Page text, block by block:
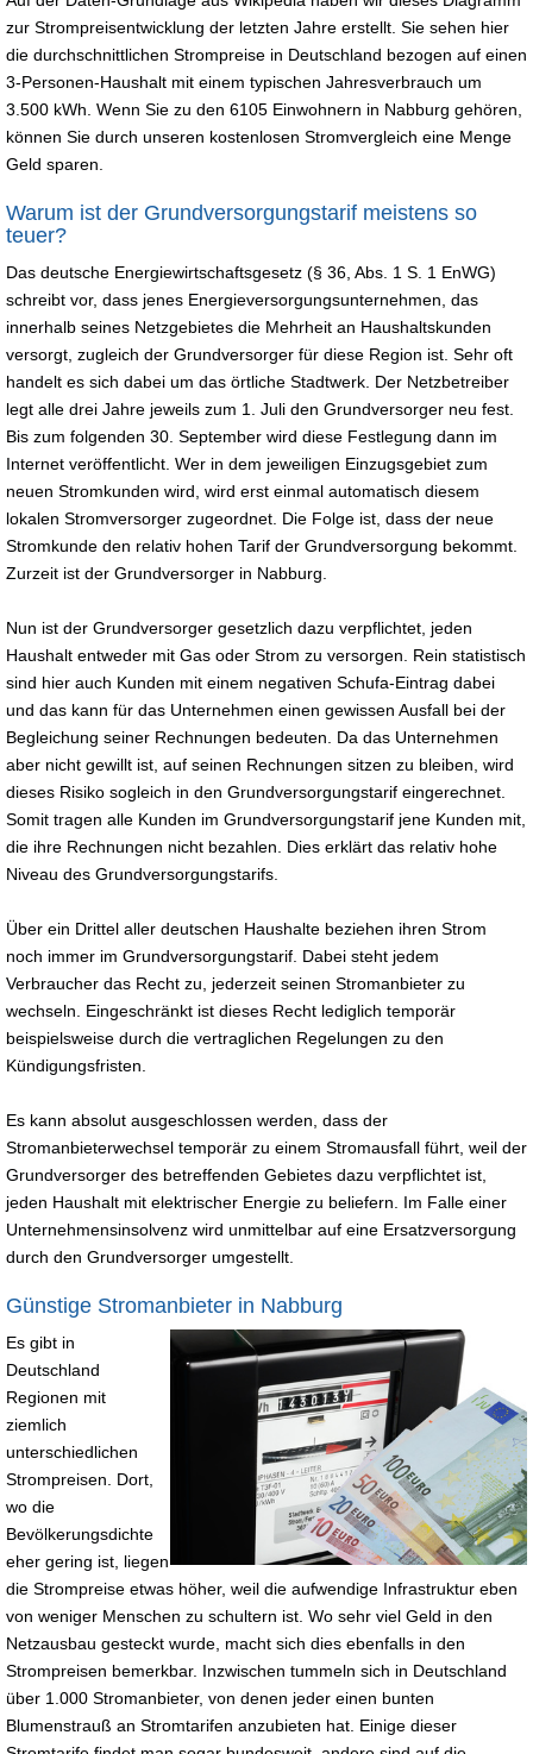
zur Strompreisentwicklung der letzten Jahre erstellt. Sie sehen hier
die durchschnittlichen Strompreise in Deutschland bezogen auf einen
3-Personen-Haushalt mit einem typischen Jahresverbrauch um
3.500 kWh. Wenn Sie zu den 6105 Einwohnern in Nabburg gehören,
können Sie durch unseren kostenlosen Stromvergleich eine Menge
Geld sparen.
Warum ist der Grundversorgungstarif meistens so
teuer?
Das deutsche Energiewirtschaftsgesetz (§ 36, Abs. 1 S. 1 EnWG)
schreibt vor, dass jenes Energieversorgungsunternehmen, das
innerhalb seines Netzgebietes die Mehrheit an Haushaltskunden
versorgt, zugleich der Grundversorger für diese Region ist. Sehr oft
handelt es sich dabei um das örtliche Stadtwerk. Der Netzbetreiber
legt alle drei Jahre jeweils zum 1. Juli den Grundversorger neu fest.
Bis zum folgenden 30. September wird diese Festlegung dann im
Internet veröffentlicht. Wer in dem jeweiligen Einzugsgebiet zum
neuen Stromkunden wird, wird erst einmal automatisch diesem
lokalen Stromversorger zugeordnet. Die Folge ist, dass der neue
Stromkunde den relativ hohen Tarif der Grundversorgung bekommt.
Zurzeit ist der Grundversorger in Nabburg.
Nun ist der Grundversorger gesetzlich dazu verpflichtet, jeden
Haushalt entweder mit Gas oder Strom zu versorgen. Rein statistisch
sind hier auch Kunden mit einem negativen Schufa-Eintrag dabei
und das kann für das Unternehmen einen gewissen Ausfall bei der
Begleichung seiner Rechnungen bedeuten. Da das Unternehmen
aber nicht gewillt ist, auf seinen Rechnungen sitzen zu bleiben, wird
dieses Risiko sogleich in den Grundversorgungstarif eingerechnet.
Somit tragen alle Kunden im Grundversorgungstarif jene Kunden mit,
die ihre Rechnungen nicht bezahlen. Dies erklärt das relativ hohe
Niveau des Grundversorgungstarifs.
Über ein Drittel aller deutschen Haushalte beziehen ihren Strom
noch immer im Grundversorgungstarif. Dabei steht jedem
Verbraucher das Recht zu, jederzeit seinen Stromanbieter zu
wechseln. Eingeschränkt ist dieses Recht lediglich temporär
beispielsweise durch die vertraglichen Regelungen zu den
Kündigungsfristen.
Es kann absolut ausgeschlossen werden, dass der
Stromanbieterwechsel temporär zu einem Stromausfall führt, weil der
Grundversorger des betreffenden Gebietes dazu verpflichtet ist,
jeden Haushalt mit elektrischer Energie zu beliefern. Im Falle einer
Unternehmensinsolvenz wird unmittelbar auf eine Ersatzversorgung
durch den Grundversorger umgestellt.
Günstige Stromanbieter in Nabburg
Es gibt in
Deutschland
Regionen mit
ziemlich
unterschiedlichen
Strompreisen. Dort,
wo die
Bevölkerungsdichte
eher gering ist, liegen
die Strompreise etwas höher, weil die aufwendige Infrastruktur eben
von weniger Menschen zu schultern ist. Wo sehr viel Geld in den
Netzausbau gesteckt wurde, macht sich dies ebenfalls in den
Strompreisen bemerkbar. Inzwischen tummeln sich in Deutschland
über 1.000 Stromanbieter, von denen jeder einen bunten
Blumenstrauß an Stromtarifen anzubieten hat. Einige dieser